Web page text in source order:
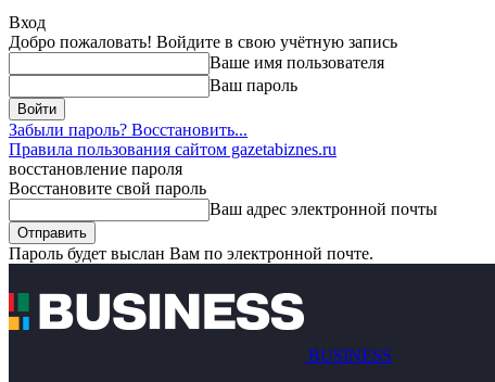
Вход
Добро пожаловать! Войдите в свою учётную запись
Ваше имя пользователя
Ваш пароль
Забыли пароль? Восстановить...
Правила пользования сайтом gazetabiznes.ru
восстановление пароля
Восстановите свой пароль
Ваш адрес электронной почты
Пароль будет выслан Вам по электронной почте.
BUSINESS